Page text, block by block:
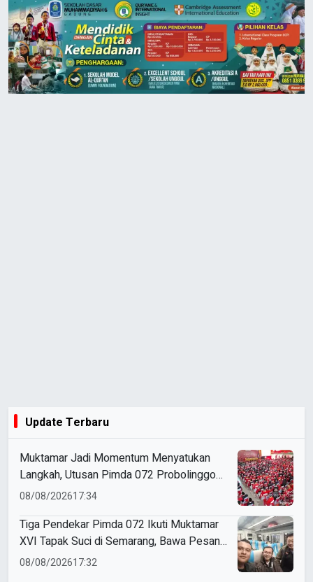
Update Terbaru
Muktamar Jadi Momentum Menyatukan
Langkah, Utusan Pimda 072 Probolinggo
Bawa Harapan untuk Tapak Suci
08/08/202617:34
Tiga Pendekar Pimda 072 Ikuti Muktamar
XVI Tapak Suci di Semarang, Bawa Pesan
Penguatan Kaderisasi
08/08/202617:32